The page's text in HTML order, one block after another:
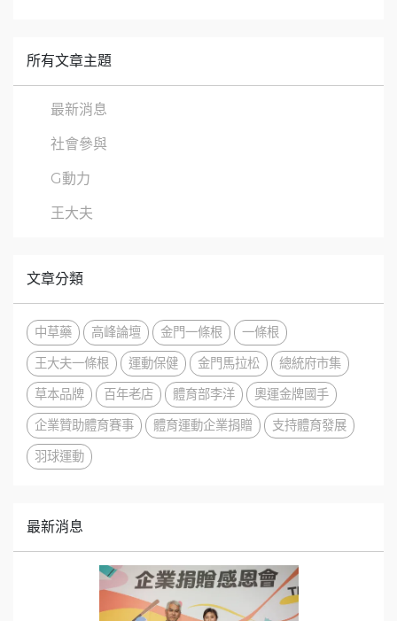
所有文章主題
最新消息
社會參與
G動力
王大夫
文章分類
中草藥 高峰論壇 金門一條根
一條根
王大夫一條根
運動保健 金門馬拉松
總統府市集
草本品牌
百年老店 體育部李洋
奧運金牌國手
企業贊助體育賽事
體育運動企業捐贈
支持體育發展
羽球運動
最新消息